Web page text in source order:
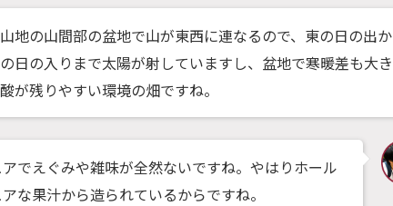
地の山間部の盆地で山が東西に連なるので、東の日の出か
日の入りまで太陽が射していますし、盆地で寒暖差も大き
が残りやすい環境の畑ですね。
でえぐみや雑味が全然ないですね。やはりホール
な果汁から造られているからですね。